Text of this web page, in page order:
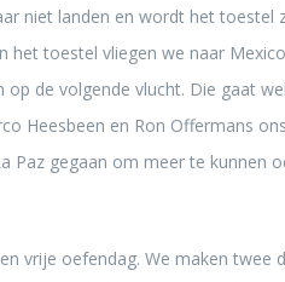
niet landen en wordt het toestel
het toestel vliegen we naar
de volgende vlucht. Die gaat
Heesbeen en Ron Offermans
Paz gegaan om meer te kunnen
vrije oefendag. We maken